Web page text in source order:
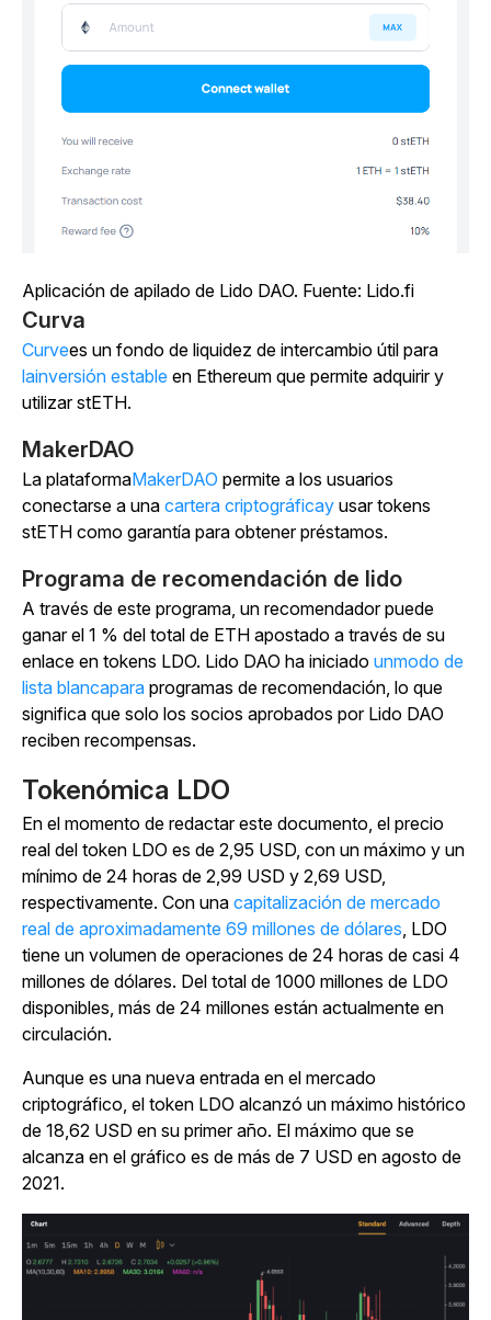
Aplicación de apilado de Lido DAO. Fuente: Lido.fi
Curva
Curvees un fondo de liquidez de intercambio útil para
lainversión estable en Ethereum que permite adquirir y
utilizar stETH.
MakerDAO
La plataformaMakerDAO permite a los usuarios
conectarse a una cartera criptográficay usar tokens
stETH como garantía para obtener préstamos.
Programa de recomendación de lido
A través de este programa, un recomendador puede
ganar el 1 % del total de ETH apostado a través de su
enlace en tokens LDO. Lido DAO ha iniciado unmodo de
lista blancapara programas de recomendación, lo que
significa que solo los socios aprobados por Lido DAO
reciben recompensas.
Tokenómica LDO
En el momento de redactar este documento, el precio
real del token LDO es de 2,95 USD, con un máximo y un
mínimo de 24 horas de 2,99 USD y 2,69 USD,
respectivamente. Con una capitalización de mercado
real de aproximadamente 69 millones de dólares, LDO
tiene un volumen de operaciones de 24 horas de casi 4
millones de dólares. Del total de 1000 millones de LDO
disponibles, más de 24 millones están actualmente en
circulación.
Aunque es una nueva entrada en el mercado
criptográfico, el token LDO alcanzó un máximo histórico
de 18,62 USD en su primer año. El máximo que se
alcanza en el gráfico es de más de 7 USD en agosto de
2021.